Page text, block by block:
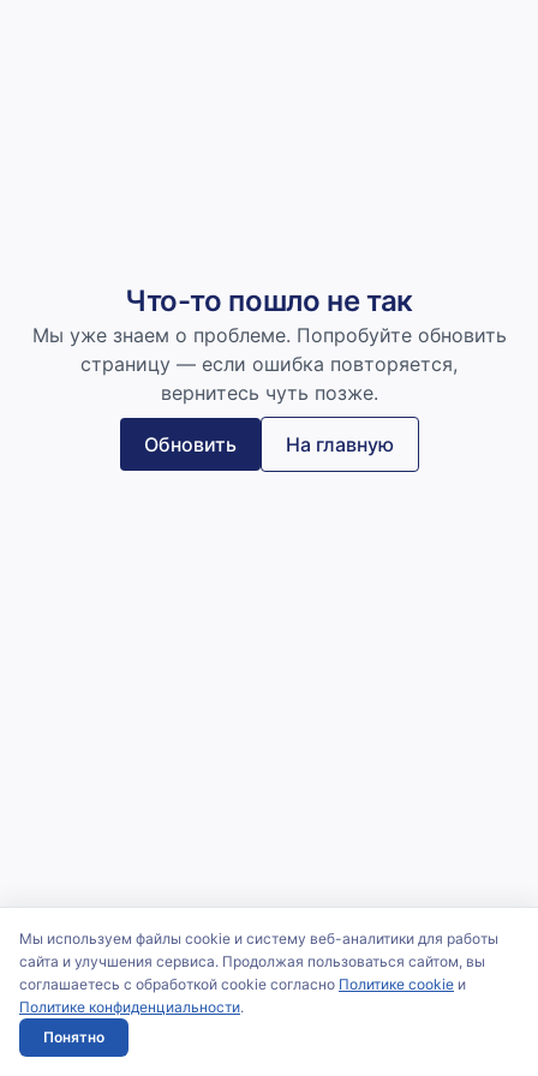
Что-то пошло не так
Мы уже знаем о проблеме. Попробуйте обновить
страницу — если ошибка повторяется,
вернитесь чуть позже.
Обновить На главную
Мы используем файлы cookie и систему веб-аналитики для работы
сайта и улучшения сервиса. Продолжая пользоваться сайтом, вы
соглашаетесь с обработкой cookie согласно Политике cookie и
Политике конфиденциальности.
Понятно